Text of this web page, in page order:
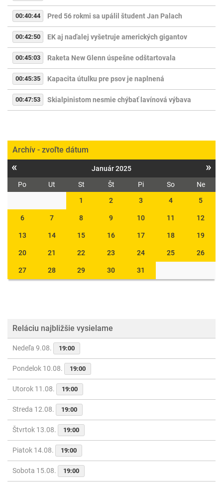
00:40:44 Pred 56 rokmi sa upálil študent Jan Palach
00:42:50 EK aj naďalej vyšetruje amerických gigantov
00:45:03 Raketa New Glenn úspešne odštartovala
00:45:35 Kapacita útulku pre psov je naplnená
00:47:53 Skialpinistom nesmie chýbať lavínová výbava
Archív - zvoľte dátum
« Január 2025 »
Po Ut St Št Pi So
Ne
1
2 3 4 5
6 7 8 9 10 11 12
13 14 15 16 17 18 19
20 21 22 23 24 25 26
27 28 29 30 31
Reláciu najbližšie vysielame
Nedeľa 9.08. 19:00
Pondelok 10.08. 19:00
Utorok 11.08. 19:00
Streda 12.08. 19:00
Štvrtok 13.08. 19:00
Piatok 14.08. 19:00
Sobota 15.08. 19:00